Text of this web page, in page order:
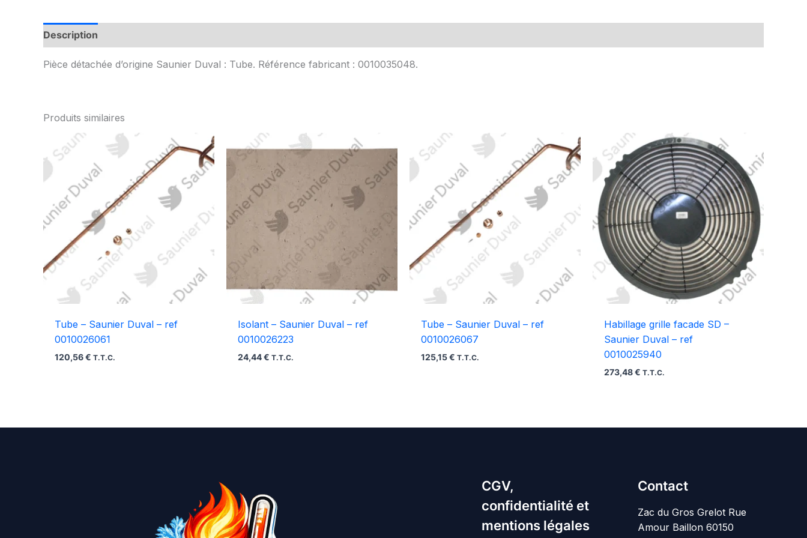
Description
Pièce détachée d’origine Saunier Duval : Tube. Référence fabricant : 0010035048.
Produits similaires
Tube – Saunier Duval – ref
0010026061
120,56€ T.T.C.
Isolant – Saunier Duval – ref
0010026223
24,44€ T.T.C.
Tube – Saunier Duval – ref
0010026067
125,15€ T.T.C.
Habillage grille facade SD –
Saunier Duval – ref
0010025940
273,48€ T.T.C.
CGV,
confidentialité et
mentions légales
Contact
Zac du Gros Grelot Rue
Amour Baillon 60150